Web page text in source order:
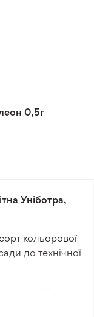
0,5г
Уніботра,
кольорової
до технічної
добре захищені